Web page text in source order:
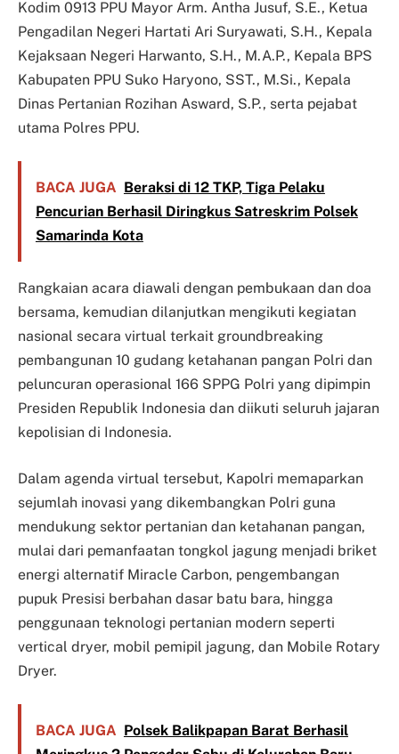
Kodim 0913 PPU Mayor Arm. Antha Jusuf, S.E., Ketua
Pengadilan Negeri Hartati Ari Suryawati, S.H., Kepala
Kejaksaan Negeri Harwanto, S.H., M.A.P., Kepala BPS
Kabupaten PPU Suko Haryono, SST., M.Si., Kepala
Dinas Pertanian Rozihan Asward, S.P., serta pejabat
utama Polres PPU.
BACA JUGA Beraksi di 12 TKP, Tiga Pelaku
Pencurian Berhasil Diringkus Satreskrim Polsek
Samarinda Kota
Rangkaian acara diawali dengan pembukaan dan doa
bersama, kemudian dilanjutkan mengikuti kegiatan
nasional secara virtual terkait groundbreaking
pembangunan 10 gudang ketahanan pangan Polri dan
peluncuran operasional 166 SPPG Polri yang dipimpin
Presiden Republik Indonesia dan diikuti seluruh jajaran
kepolisian di Indonesia.
Dalam agenda virtual tersebut, Kapolri memaparkan
sejumlah inovasi yang dikembangkan Polri guna
mendukung sektor pertanian dan ketahanan pangan,
mulai dari pemanfaatan tongkol jagung menjadi briket
energi alternatif Miracle Carbon, pengembangan
pupuk Presisi berbahan dasar batu bara, hingga
penggunaan teknologi pertanian modern seperti
vertical dryer, mobil pemipil jagung, dan Mobile Rotary
Dryer.
BACA JUGA Polsek Balikpapan Barat Berhasil